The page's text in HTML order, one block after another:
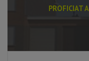
PROFICIAT